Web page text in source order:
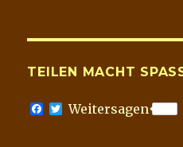
TEILEN MACHT SPASS
F
TWeitersagen